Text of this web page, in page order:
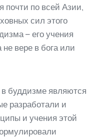
почти по всей Азии,
сил этого
– его учения
вере в бога или
буддизме являются
разработали и
и учения этой